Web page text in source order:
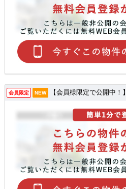
会員限定 NEW 【会員様限定で公開中！】